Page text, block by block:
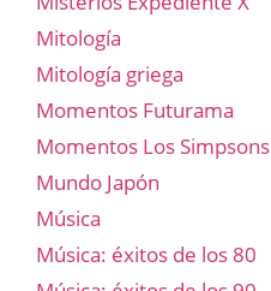
Mitología
Mitología griega
Momentos Futurama
Momentos Los Simpsons
Mundo Japón
Música
Música: éxitos de los 80